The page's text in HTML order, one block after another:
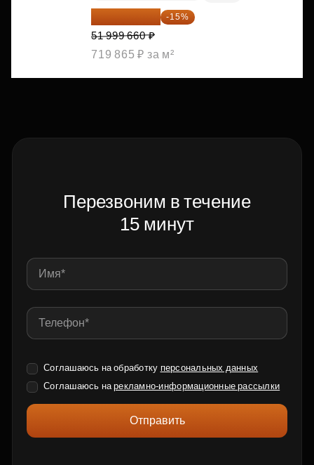
44 199 711 ₽ -15%
51 999 660 ₽
719 865 ₽ за м²
Перезвоним в течение
15 минут
Соглашаюсь на обработку персональных данных
Соглашаюсь нарекламно-информационные рассылки
Отправить